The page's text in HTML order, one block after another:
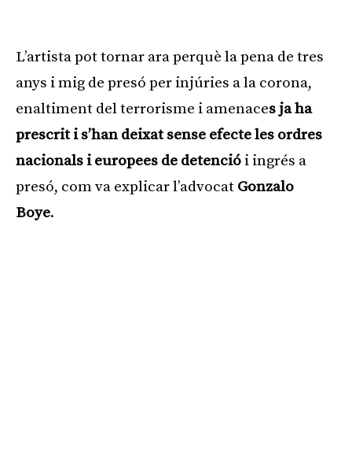
L’artista pot tornar ara perquè la pena de tres
anys i mig de presó per injúries a la corona,
enaltiment del terrorisme i amenaces ja ha
prescrit i s’han deixat sense efecte les ordres
nacionals i europees de detenció i ingrés a
presó, com va explicar l’advocat Gonzalo
Boye.